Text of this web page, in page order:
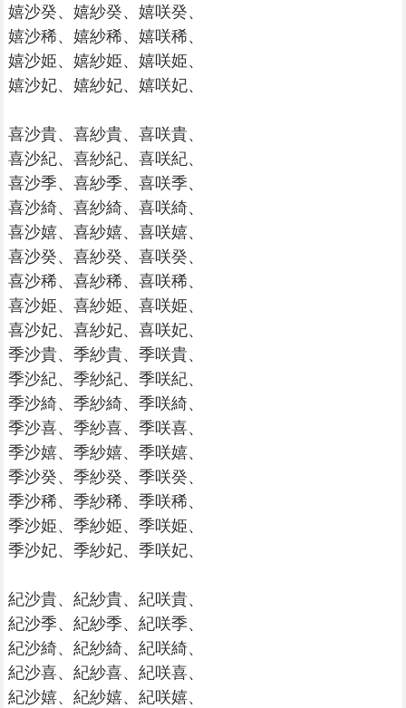
嬉沙癸、嬉紗癸、嬉咲癸、
嬉沙稀、嬉紗稀、嬉咲稀、
嬉沙姫、嬉紗姫、嬉咲姫、
嬉沙妃、嬉紗妃、嬉咲妃、
喜沙貴、喜紗貴、喜咲貴、
喜沙紀、喜紗紀、喜咲紀、
喜沙季、喜紗季、喜咲季、
喜沙綺、喜紗綺、喜咲綺、
喜沙嬉、喜紗嬉、喜咲嬉、
喜沙癸、喜紗癸、喜咲癸、
喜沙稀、喜紗稀、喜咲稀、
喜沙姫、喜紗姫、喜咲姫、
喜沙妃、喜紗妃、喜咲妃、
季沙貴、季紗貴、季咲貴、
季沙紀、季紗紀、季咲紀、
季沙綺、季紗綺、季咲綺、
季沙喜、季紗喜、季咲喜、
季沙嬉、季紗嬉、季咲嬉、
季沙癸、季紗癸、季咲癸、
季沙稀、季紗稀、季咲稀、
季沙姫、季紗姫、季咲姫、
季沙妃、季紗妃、季咲妃、
紀沙貴、紀紗貴、紀咲貴、
紀沙季、紀紗季、紀咲季、
紀沙綺、紀紗綺、紀咲綺、
紀沙喜、紀紗喜、紀咲喜、
紀沙嬉、紀紗嬉、紀咲嬉、